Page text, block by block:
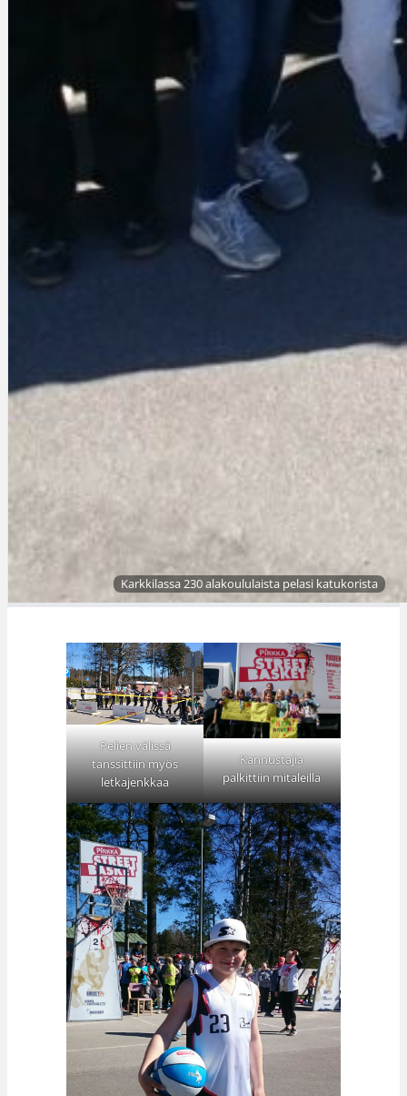
Karkkilassa 230 alakoululaista pelasi katukorista
Pelien välissä
tanssittiin myös
letkajenkkaa
Kannustajia
palkittiin mitaleilla